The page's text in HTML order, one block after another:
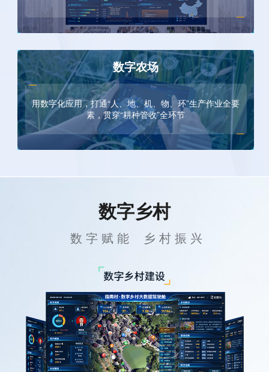
数字农场
用数字化应用，打通“人、地、机、物、环”生产作业全要
素，贯穿“耕种管收”全环节
数字乡村
数 字 赋 能    乡 村 振 兴